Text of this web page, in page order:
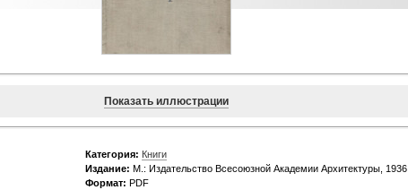
Показать иллюстрации
Категория: Книги
Издание: М.: Издательство Всесоюзной Академии Архитектуры, 1936
Формат: PDF